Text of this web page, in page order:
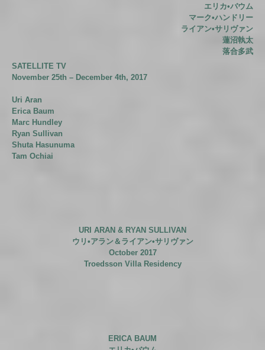
エリカ•バウム
マーク•ハンドリー
ライアン•サリヴァン
蓮沼執太
落合多武
SATELLITE TV
November 25th – December 4th, 2017
Uri Aran
Erica Baum
Marc Hundley
Ryan Sullivan
Shuta Hasunuma
Tam Ochiai
URI ARAN & RYAN SULLIVAN
ウリ•アラン＆ ライアン•サリヴァン
October 2017
Troedsson Villa Residency
ERICA BAUM